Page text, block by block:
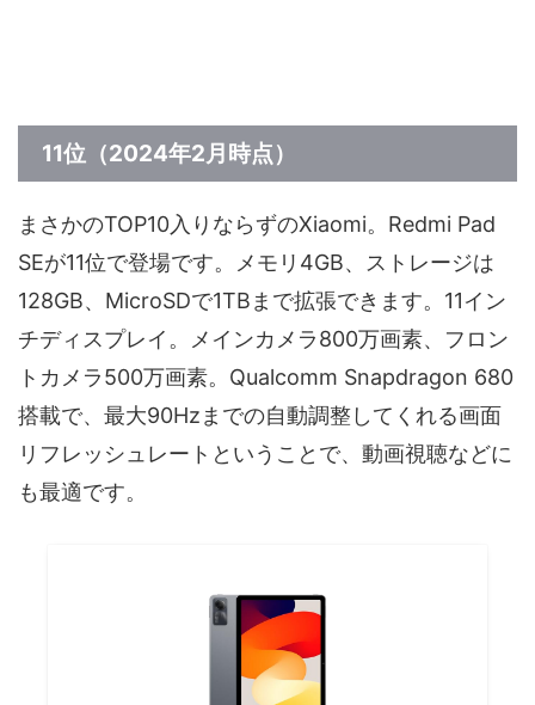
11位（2024年2月時点）
まさかのTOP10入りならずのXiaomi。Redmi Pad
SEが11位で登場です。メモリ4GB、ストレージは
128GB、MicroSDで1TBまで拡張できます。11イン
チディスプレイ。メインカメラ800万画素、フロン
トカメラ500万画素。Qualcomm Snapdragon 680
搭載で、最大90Hzまでの自動調整してくれる画面
リフレッシュレートということで、動画視聴などに
も最適です。